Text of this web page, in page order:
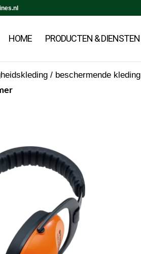
HOME PRODUCTEN & DIENSTEN
/ beschermende kleding